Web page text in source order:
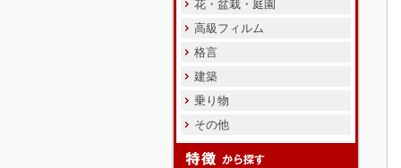
花・盆栽・庭園
高級フィルム
格言
建築
乗り物
その他